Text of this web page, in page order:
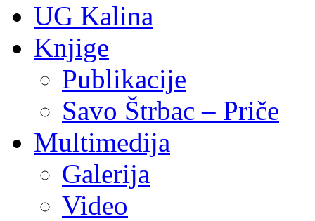
UG Kalina
Knjige
Publikacije
Savo Štrbac – Priče
Multimedija
Galerija
Video